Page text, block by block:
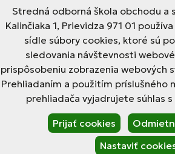
Stredná odborná škola obchodu a
Kalinčiaka 1, Prievidza 971 01
sídle súbory cookies, ktoré sú
sledovania návštevnosti
prispôsobeniu zobrazenia webových
Prehliadaním a použitím príslušného
prehliadača vyjadrujete súhlas
Prijať cookies
Nastaviť